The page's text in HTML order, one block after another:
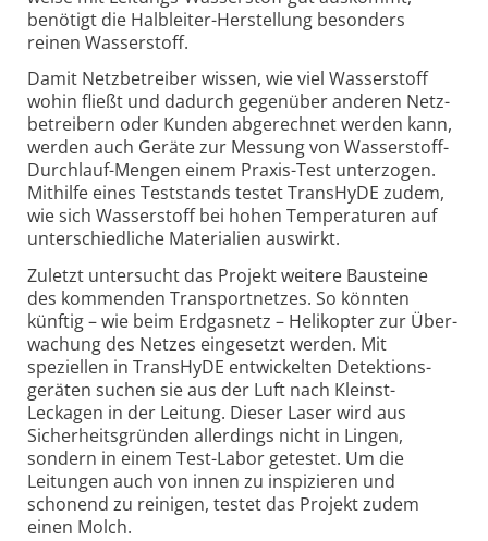
benötigt die Halbleiter-Herstellung besonders
reinen Wasserstoff.
Damit Netzbetreiber wissen, wie viel Wasserstoff
wohin fließt und dadurch gegenüber anderen Netz­
betreibern oder Kunden abgerechnet werden kann,
werden auch Geräte zur Messung von Wasser­stoff-
Durchlauf-Mengen einem Praxis-Test unterzogen.
Mithilfe eines Teststands testet TransHyDE zudem,
wie sich Wasserstoff bei hohen Temperaturen auf
unter­schiedliche Materialien auswirkt.
Zuletzt untersucht das Projekt weitere Bausteine
des kommenden Transport­netzes. So könnten
künftig – wie beim Erdgasnetz – Helikopter zur Über­
wachung des Netzes eingesetzt werden. Mit
speziellen in TransHyDE entwickelten Detektions­
geräten suchen sie aus der Luft nach Kleinst-
Leckagen in der Leitung. Dieser Laser wird aus
Sicherheitsgründen allerdings nicht in Lingen,
sondern in einem Test-Labor getestet. Um die
Leitungen auch von innen zu inspizieren und
schonend zu reinigen, testet das Projekt zudem
einen Molch.